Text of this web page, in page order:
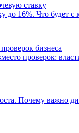
до 16%. Что будет с
проверок:
Почему важно